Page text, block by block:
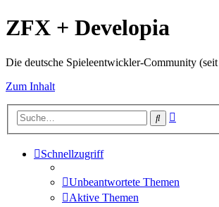
ZFX + Developia
Die deutsche Spieleentwickler-Community
Zum Inhalt
Suche
Schnellzugriff
Unbeantwortete Themen
Aktive Themen